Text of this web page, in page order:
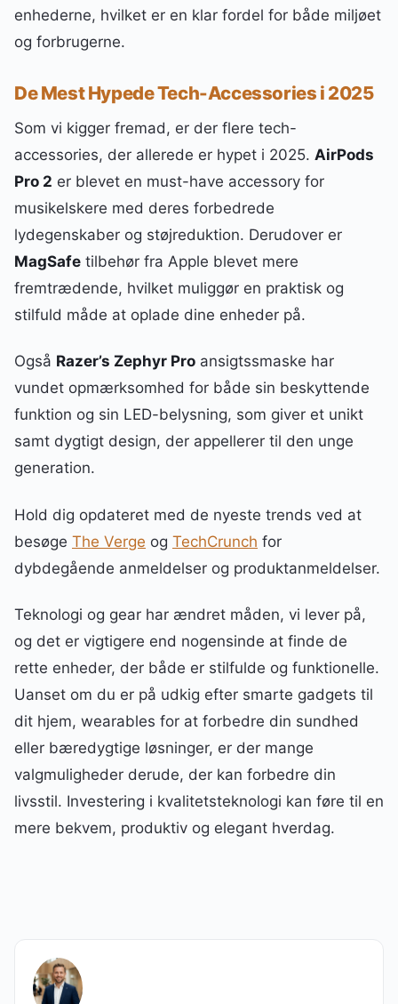
enhederne, hvilket er en klar fordel for både miljøet
og forbrugerne.
De Mest Hypede Tech-Accessories i 2025
Som vi kigger fremad, er der flere tech-
accessories, der allerede er hypet i 2025. AirPods
Pro 2 er blevet en must-have accessory for
musikelskere med deres forbedrede
lydegenskaber og støjreduktion. Derudover er
MagSafe tilbehør fra Apple blevet mere
fremtrædende, hvilket muliggør en praktisk og
stilfuld måde at oplade dine enheder på.
Også Razer’s Zephyr Pro ansigtssmaske har
vundet opmærksomhed for både sin beskyttende
funktion og sin LED-belysning, som giver et unikt
samt dygtigt design, der appellerer til den unge
generation.
Hold dig opdateret med de nyeste trends ved at
besøge The Verge og TechCrunch for
dybdegående anmeldelser og produktanmeldelser.
Teknologi og gear har ændret måden, vi lever på,
og det er vigtigere end nogensinde at finde de
rette enheder, der både er stilfulde og funktionelle.
Uanset om du er på udkig efter smarte gadgets til
dit hjem, wearables for at forbedre din sundhed
eller bæredygtige løsninger, er der mange
valgmuligheder derude, der kan forbedre din
livsstil. Investering i kvalitetsteknologi kan føre til en
mere bekvem, produktiv og elegant hverdag.